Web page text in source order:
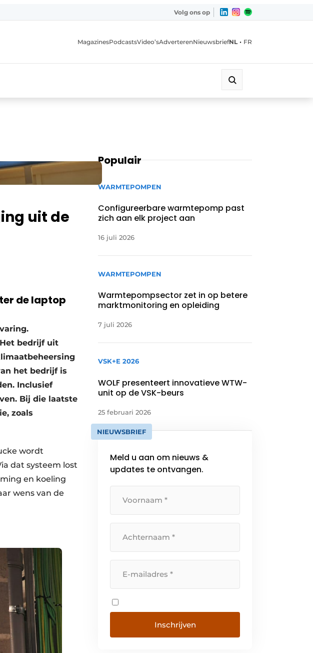
Volg ons op
MagazinesPodcastsVideo’sAdverterenNieuwsbriefNL • FR
uit de
de laptop
bedrijf uit
het bedrijf is
Inclusief
Bij die laatste
zoals
wordt
dat systeem lost
en koeling
wens van de
Populair
WARMTEPOMPEN
Configureerbare warmtepomp past
zich aan elk project aan
16 juli 2026
WARMTEPOMPEN
Warmtepompsector zet in op betere
marktmonitoring en opleiding
7 juli 2026
VSK+E 2026
WOLF presenteert innovatieve WTW-
unit op de VSK-beurs
25 februari 2026
NIEUWSBRIEF
Meld u aan om nieuws &
updates te ontvangen.